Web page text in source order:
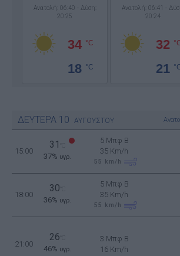
Ανατολή: 06:40 - Δύση:
20:25
34 °C
18 °C
Ανατολή: 06:41 -
20:24
32
21
ΔΕΥΤΕΡΑ 10 ΑΥΓΟΥΣΤΟΥ
15:00
31
37% υγρ.
5 Μπφ B
35 Km/h
55 km/h
18:00
30
36% υγρ.
5 Μπφ B
35 Km/h
55 km/h
21:00
26
46% υγρ.
3 Μπφ B
16 Km/h